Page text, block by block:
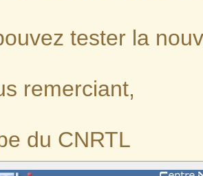
tester la
remerciant,
du CNRTL